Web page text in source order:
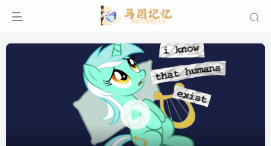
底部
防止弹幕重叠
同步视频速度
100%
半屏 3/4
顶部